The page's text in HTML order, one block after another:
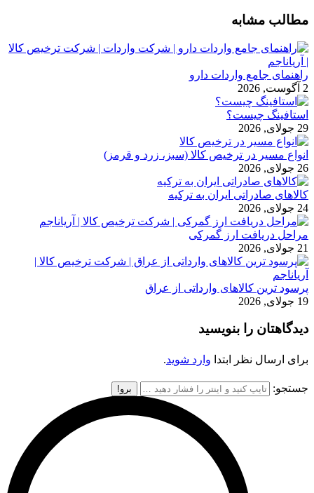
مطالب مشابه
راهنمای جامع واردات دارو
2 آگوست, 2026
استافینگ چیست؟
29 جولای, 2026
انواع مسیر در ترخیص کالا (سبز، زرد و قرمز)
26 جولای, 2026
کالاهای صادراتی ایران به ترکیه
24 جولای, 2026
مراحل دریافت ارز گمرکی
21 جولای, 2026
پرسود ترین کالاهای وارداتی از عراق
19 جولای, 2026
دیدگاهتان را بنویسید
برای ارسال نظر ابتدا وارد شوید.
جستجو: